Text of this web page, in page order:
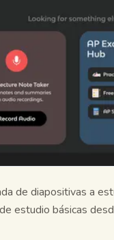
de diapositivas a
estudio básicas